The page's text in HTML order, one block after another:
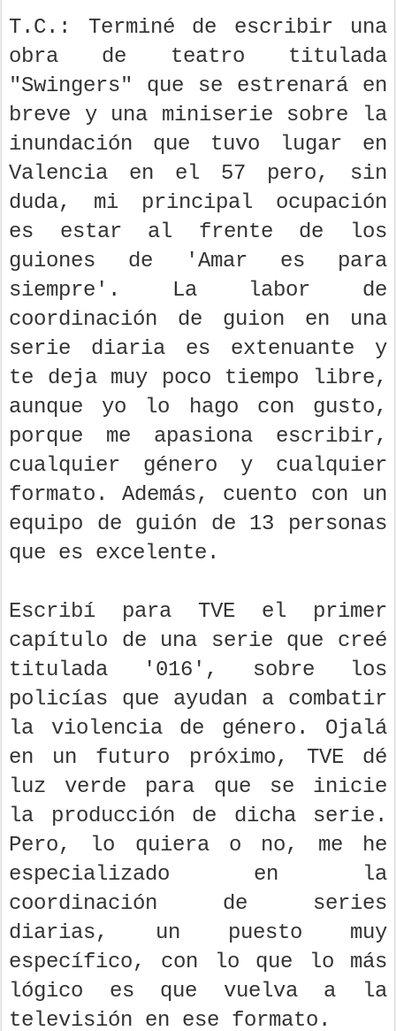
T.C.: Terminé de escribir una
obra de teatro titulada
"Swingers" que se estrenará en
breve y una miniserie sobre la
inundación que tuvo lugar en
Valencia en el 57 pero, sin
duda, mi principal ocupación
es estar al frente de los
guiones de 'Amar es para
siempre'. La labor de
coordinación de guion en una
serie diaria es extenuante y
te deja muy poco tiempo libre,
aunque yo lo hago con gusto,
porque me apasiona escribir,
cualquier género y cualquier
formato. Además, cuento con un
equipo de guión de 13 personas
que es excelente.
Escribí para TVE el primer
capítulo de una serie que creé
titulada '016', sobre los
policías que ayudan a combatir
la violencia de género. Ojalá
en un futuro próximo, TVE dé
luz verde para que se inicie
la producción de dicha serie.
Pero, lo quiera o no, me he
especializado en la
coordinación de series
diarias, un puesto muy
específico, con lo que lo más
lógico es que vuelva a la
televisión en ese formato.